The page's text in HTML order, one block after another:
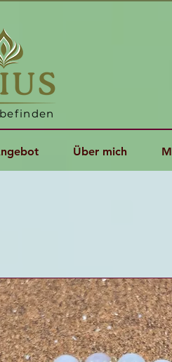
Über mich